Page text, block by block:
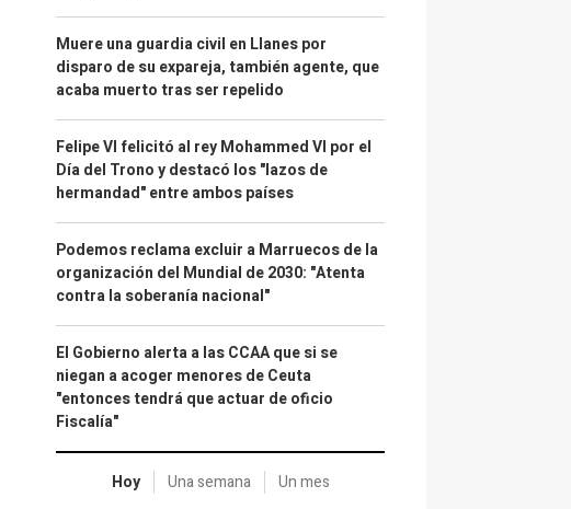
Muere una guardia civil en Llanes por
disparo de su expareja, también agente, que
acaba muerto tras ser repelido
Felipe VI felicitó al rey Mohammed VI por el
Día del Trono y destacó los "lazos de
hermandad" entre ambos países
Podemos reclama excluir a Marruecos de la
organización del Mundial de 2030: "Atenta
contra la soberanía nacional"
El Gobierno alerta a las CCAA que si se
niegan a acoger menores de Ceuta
"entonces tendrá que actuar de oficio
Fiscalía"
Hoy Una semana Un mes